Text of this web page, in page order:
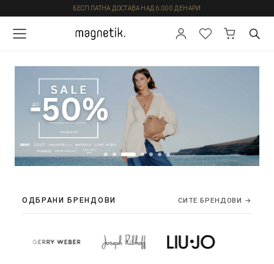
БЕСПЛАТНА ДОСТАВА НАД 6.000 ДЕНАРИ
ОДБРАНИ БРЕНДОВИ СИТЕ БРЕНДОВИ →